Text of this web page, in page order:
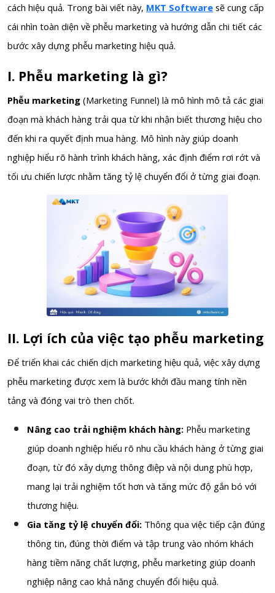
cách hiệu quả. Trong bài viết này, MKT Software sẽ cung cấp
cái nhìn toàn diện về phễu marketing và hướng dẫn chi tiết các
bước xây dựng phễu marketing hiệu quả.
I. Phễu marketing là gì?
Phễu marketing (Marketing Funnel) là mô hình mô tả các giai
đoạn mà khách hàng trải qua từ khi nhận biết thương hiệu cho
đến khi ra quyết định mua hàng. Mô hình này giúp doanh
nghiệp hiểu rõ hành trình khách hàng, xác định điểm rơi rớt và
tối ưu chiến lược nhằm tăng tỷ lệ chuyển đổi ở từng giai đoạn.
II. Lợi ích của việc tạo phễu marketing
Để triển khai các chiến dịch marketing hiệu quả, việc xây dựng
phễu marketing được xem là bước khởi đầu mang tính nền
tảng và đóng vai trò then chốt.
Nâng cao trải nghiệm khách hàng: Phễu marketing
giúp doanh nghiệp hiểu rõ nhu cầu khách hàng ở từng giai
đoạn, từ đó xây dựng thông điệp và nội dung phù hợp,
mang lại trải nghiệm tốt hơn và tăng mức độ gắn bó với
thương hiệu.
Gia tăng tỷ lệ chuyển đổi: Thông qua việc tiếp cận đúng
thông tin, đúng thời điểm và tập trung vào nhóm khách
hàng tiềm năng chất lượng, phễu marketing giúp doanh
nghiệp nâng cao khả năng chuyển đổi hiệu quả.